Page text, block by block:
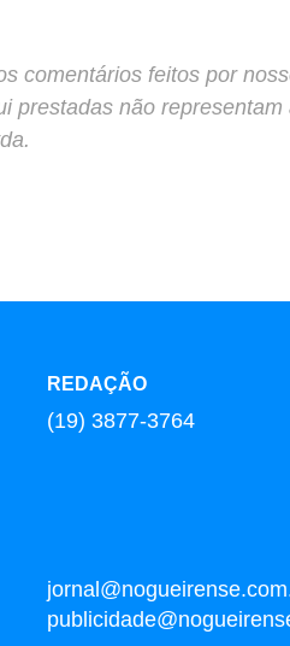
comentários feitos por
prestadas não representam
REDAÇÃO
(19) 3877-3764